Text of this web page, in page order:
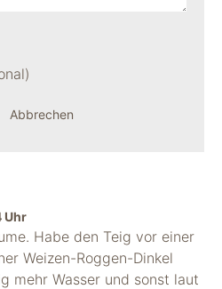
Abbrechen
Uhr
Habe den Teig vor einer
Weizen-Roggen-Dinkel
mehr Wasser und sonst laut